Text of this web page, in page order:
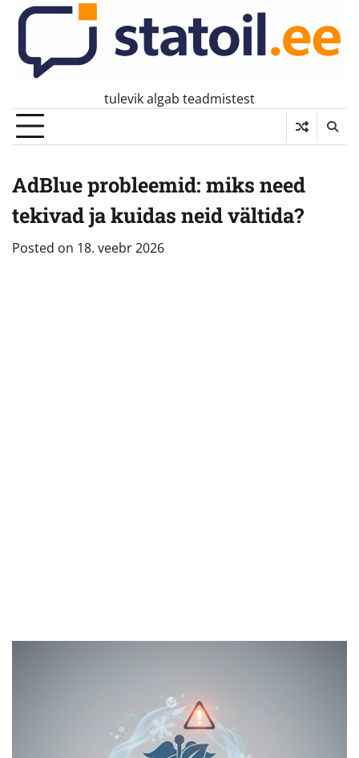
Skip
content
tulevik algab teadmistest
AdBlue probleemid: miks need
tekivad ja kuidas neid vältida?
Posted on 18. veebr 2026